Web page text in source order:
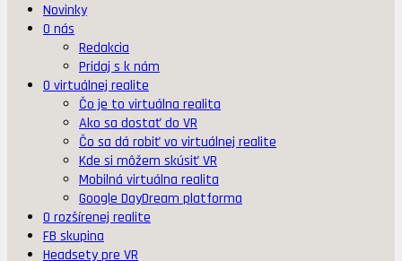
Novinky
O nás
Redakcia
Pridaj s k nám
O virtuálnej realite
Čo je to virtuálna realita
Ako sa dostať do VR
Čo sa dá robiť vo virtuálnej realite
Kde si môžem skúsiť VR
Mobilná virtuálna realita
Google DayDream platforma
O rozšírenej realite
FB skupina
Headsety pre VR